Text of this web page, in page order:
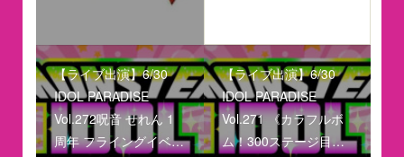
【ライブ出演】6/30
IDOL PARADISE
Vol.272呪音 せれん 1
周年 フライングイベ…
【ライブ出演】6/30
IDOL PARADISE
Vol.271 《カラフルボ
ム！300ステージ目…